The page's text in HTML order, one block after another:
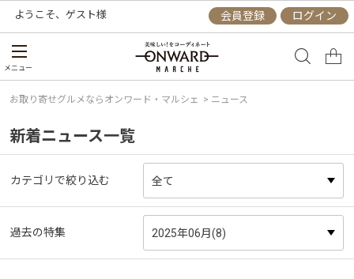
ようこそ、 ゲスト様 会員登録 ログイン
メニュー
お取り寄せグルメならオンワード・マルシェ > ニュース
新着ニュース一覧
カテゴリで絞り込む
過去の特集